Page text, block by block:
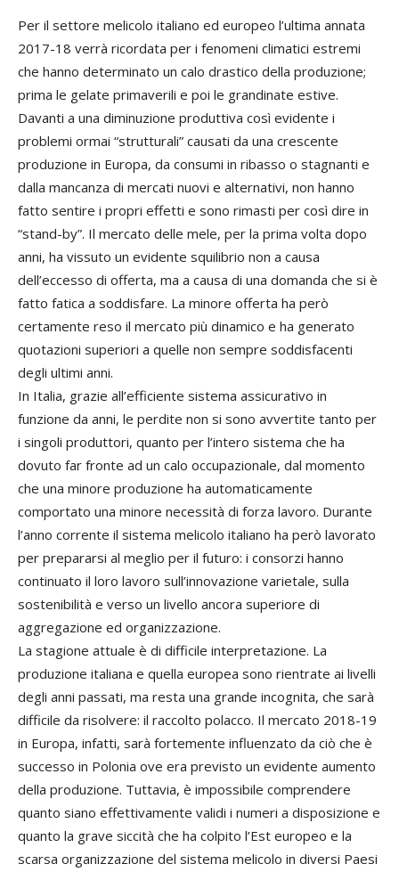
Per il settore melicolo italiano ed europeo l’ultima annata
2017-18 verrà ricordata per i fenomeni climatici estremi
che hanno determinato un calo drastico della produzione;
prima le gelate primaverili e poi le grandinate estive.
Davanti a una diminuzione produttiva così evidente i
problemi ormai “strutturali” causati da una crescente
produzione in Europa, da consumi in ribasso o stagnanti e
dalla mancanza di mercati nuovi e alternativi, non hanno
fatto sentire i propri effetti e sono rimasti per così dire in
“stand-by”. Il mercato delle mele, per la prima volta dopo
anni, ha vissuto un evidente squilibrio non a causa
dell’eccesso di offerta, ma a causa di una domanda che si è
fatto fatica a soddisfare. La minore offerta ha però
certamente reso il mercato più dinamico e ha generato
quotazioni superiori a quelle non sempre soddisfacenti
degli ultimi anni.
In Italia, grazie all’efficiente sistema assicurativo in
funzione da anni, le perdite non si sono avvertite tanto per
i singoli produttori, quanto per l’intero sistema che ha
dovuto far fronte ad un calo occupazionale, dal momento
che una minore produzione ha automaticamente
comportato una minore necessità di forza lavoro. Durante
l’anno corrente il sistema melicolo italiano ha però lavorato
per prepararsi al meglio per il futuro: i consorzi hanno
continuato il loro lavoro sull’innovazione varietale, sulla
sostenibilità e verso un livello ancora superiore di
aggregazione ed organizzazione.
La stagione attuale è di difficile interpretazione. La
produzione italiana e quella europea sono rientrate ai livelli
degli anni passati, ma resta una grande incognita, che sarà
difficile da risolvere: il raccolto polacco. Il mercato 2018-19
in Europa, infatti, sarà fortemente influenzato da ciò che è
successo in Polonia ove era previsto un evidente aumento
della produzione. Tuttavia, è impossibile comprendere
quanto siano effettivamente validi i numeri a disposizione e
quanto la grave siccità che ha colpito l’Est europeo e la
scarsa organizzazione del sistema melicolo in diversi Paesi